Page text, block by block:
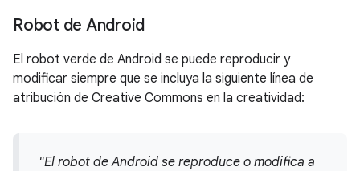
Robot de Android
El robot verde de Android se puede reproducir y
modificar siempre que se incluya la siguiente línea de
atribución de Creative Commons en la creatividad:
"El robot de Android se reproduce o modifica a